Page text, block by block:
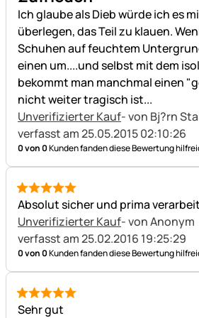
Ich glaube als Dieb würde ich es
überlegen, das Teil zu klauen.
Schuhen auf feuchtem
einen um....und selbst mit dem
bekommt man manchmal einen
nicht weiter tragisch ist...
Unverifizierter Kauf- von Bj?rn
verfasst am 25.05.2015 02:10:26
0 von 0Kunden fanden diese Bewertung
5 von 5
Absolut sicher und prima
Unverifizierter Kauf- von Anonym
verfasst am 25.02.2016 19:25:29
0 von 0Kunden fanden diese Bewertung
5 von 5
Sehr gut